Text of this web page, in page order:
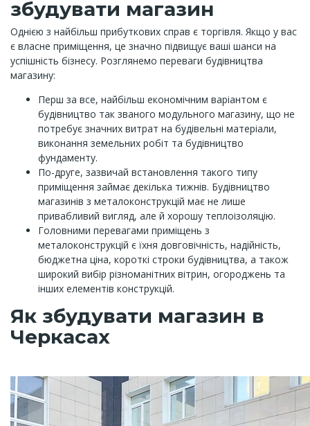
збудувати магазин
Однією з найбільш прибуткових справ є торгівля. Якщо у вас
є власне приміщення, це значно підвищує ваші шанси на
успішність бізнесу. Розглянемо переваги будівництва
магазину:
Перш за все, найбільш економічним варіантом є
будівництво так званого модульного магазину, що не
потребує значних витрат на будівельні матеріали,
виконання земельних робіт та будівництво
фундаменту.
По-друге, зазвичай встановлення такого типу
приміщення займає декілька тижнів. Будівництво
магазинів з металоконструкцій має не лише
привабливий вигляд, але й хорошу теплоізоляцію.
Головними перевагами приміщень з
металоконструкцій є їхня довговічність, надійність,
бюджетна ціна, короткі строки будівництва, а також
широкий вибір різноманітних вітрин, огороджень та
інших елементів конструкцій.
Як збудувати магазин в
Черкасах